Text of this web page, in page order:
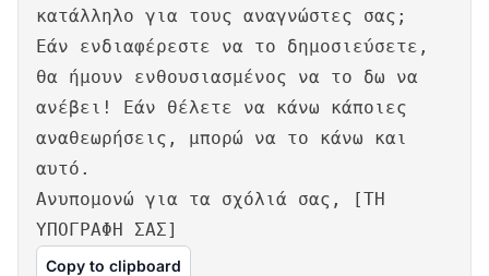
κατάλληλο για τους αναγνώστες σας;
Εάν ενδιαφέρεστε να το δημοσιεύσετε,
θα ήμουν ενθουσιασμένος να το δω να
ανέβει! Εάν θέλετε να κάνω κάποιες
αναθεωρήσεις, μπορώ να το κάνω και
αυτό.
Ανυπομονώ για τα σχόλιά σας, [ΤΗ
ΥΠΟΓΡΑΦΗ ΣΑΣ]
Copy to clipboard